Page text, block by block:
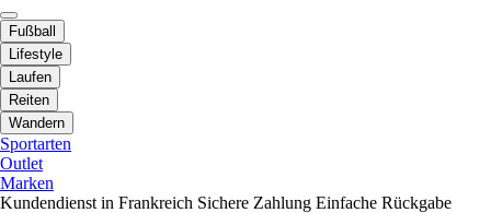
Fußball
Lifestyle
Laufen
Reiten
Wandern
Sportarten
Outlet
Marken
Kundendienst in Frankreich Sichere Zahlung Einfache Rückgabe